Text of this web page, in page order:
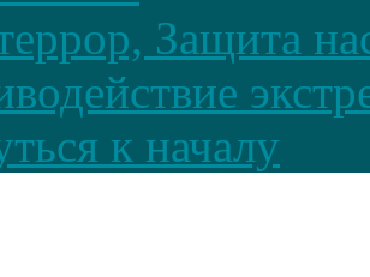
Защита
к началу